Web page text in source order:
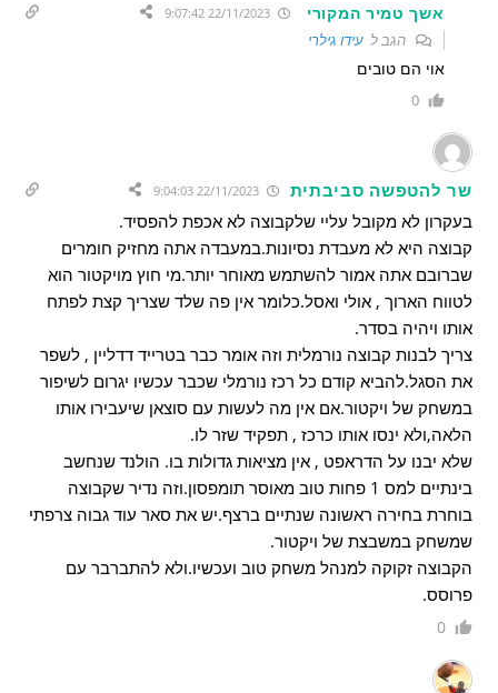
אשך טמיר המקורי
הגב לעידו גילרי
אוי הם טובים
0
שר להטפשה סביבתית 22/11/2023 9:04:03
בעקרון לא מקובל עליי שלקבוצה לא אכפת להפסיד.
קבוצה היא לא מעבדת נסיונות.במעבדה אתה מחזיק חומרים
שברובם אתה אמור להשתמש מאוחר יותר.מי חוץ מויקטור הוא
לטווח הארוך , אולי ואסל.כלומר אין פה שלד שצריך קצת לפתח
אותו ויהיה בסדר.
צריך לבנות קבוצה נורמלית וזה אומר כבר בטרייד דדליין , לשפר
את הסגל.להביא קודם כל רכז נורמלי שכבר עכשיו יגרום לשיפור
במשחק של ויקטור.אם אין מה לעשות עם סוצאן שיעבירו אותו
הלאה,ולא ינסו אותו כרכז , תפקיד שזר לו.
שלא יבנו על הדראפט , אין מציאות גדולות בו. הולנד שנחשב
בינתיים למס 1 פחות טוב מאוסר תומפסון.וזה נדיר שקבוצה
בוחרת בחירה ראשונה שנתיים ברצף.יש את סאר עוד גבוה צרפתי
שמשחק במשבצת של ויקטור.
הקבוצה זקוקה למנהל משחק טוב ועכשיו.ולא להתברבר עם
פרוסס.
0